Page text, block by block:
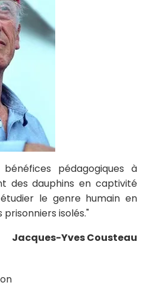
pédagogiques à
des dauphins en captivité
le genre humain en
prisonniers isolés."
Jacques-Yves Cousteau